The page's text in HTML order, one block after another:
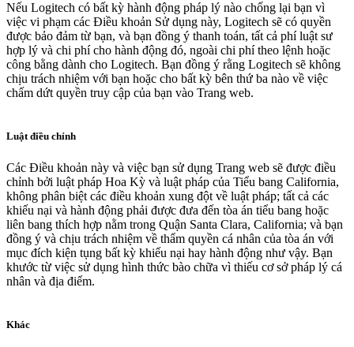
Nếu Logitech có bất kỳ hành động pháp lý nào chống lại bạn vì
việc vi phạm các Điều khoản Sử dụng này, Logitech sẽ có quyền
được bảo đảm từ bạn, và bạn đồng ý thanh toán, tất cả phí luật sư
hợp lý và chi phí cho hành động đó, ngoài chi phí theo lệnh hoặc
công bằng dành cho Logitech. Bạn đồng ý rằng Logitech sẽ không
chịu trách nhiệm với bạn hoặc cho bất kỳ bên thứ ba nào về việc
chấm dứt quyền truy cập của bạn vào Trang web.
Luật điều chỉnh
Các Điều khoản này và việc bạn sử dụng Trang web sẽ được điều
chỉnh bởi luật pháp Hoa Kỳ và luật pháp của Tiểu bang California,
không phân biệt các điều khoản xung đột về luật pháp; tất cả các
khiếu nại và hành động phải được đưa đến tòa án tiểu bang hoặc
liên bang thích hợp nằm trong Quận Santa Clara, California; và bạn
đồng ý và chịu trách nhiệm về thẩm quyền cá nhân của tòa án với
mục đích kiện tụng bất kỳ khiếu nại hay hành động như vậy. Bạn
khước từ việc sử dụng hình thức bào chữa vì thiếu cơ sở pháp lý cá
nhân và địa điểm.
Khác